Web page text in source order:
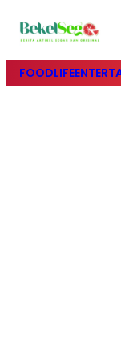
FOODLIFE